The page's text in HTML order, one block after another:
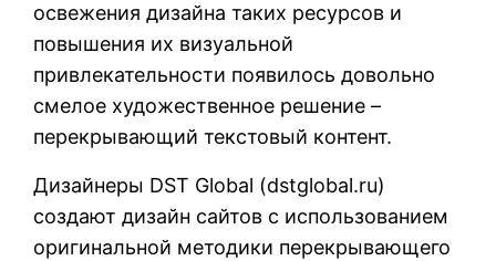
освежения дизайна таких ресурсов и
повышения их визуальной
привлекательности появилось довольно
смелое художественное решение –
перекрывающий текстовый контент.
Дизайнеры DST Global (dstglobal.ru)
создают дизайн сайтов с использованием
оригинальной методики перекрывающего